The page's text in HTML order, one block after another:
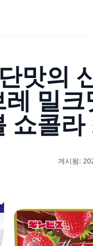
맛의
밀
쇼콜
게시됨: